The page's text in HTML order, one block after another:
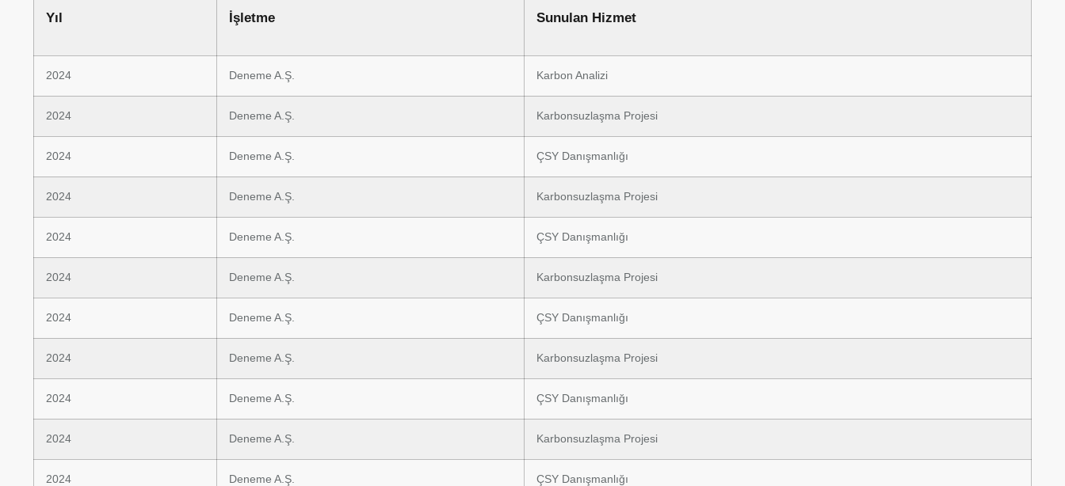
Yıl İşletme Sunulan Hizmet
2024 Deneme A.Ş. Karbon Analizi
2024 Deneme A.Ş. Karbonsuzlaşma Projesi
2024 Deneme A.Ş. ÇSY Danışmanlığı
2024 Deneme A.Ş. Karbonsuzlaşma Projesi
2024 Deneme A.Ş. ÇSY Danışmanlığı
2024 Deneme A.Ş. Karbonsuzlaşma Projesi
2024 Deneme A.Ş. ÇSY Danışmanlığı
2024 Deneme A.Ş. Karbonsuzlaşma Projesi
2024 Deneme A.Ş. ÇSY Danışmanlığı
2024 Deneme A.Ş. Karbonsuzlaşma Projesi
2024 Deneme A.Ş. ÇSY Danışmanlığı